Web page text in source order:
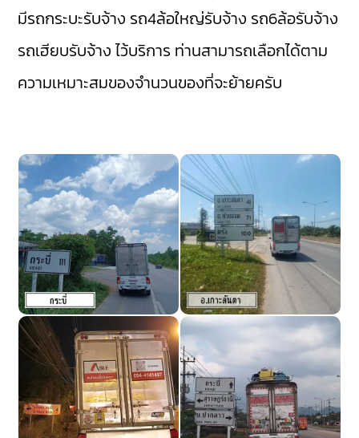
มีรถกระบะรับจ้าง รถ4ล้อใหญ่รับจ้าง รถ6ล้อรับจ้าง
รถเฮียบรับจ้างไว้บริการ ท่านสามารถเลือกได้ตาม
ความเหมาะสมของจำนวนของที่จะย้ายครับ